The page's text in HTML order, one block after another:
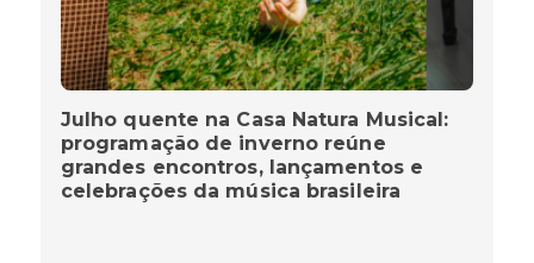
Julho quente na Casa Natura Musical:
programação de inverno reúne
grandes encontros, lançamentos e
celebrações da música brasileira